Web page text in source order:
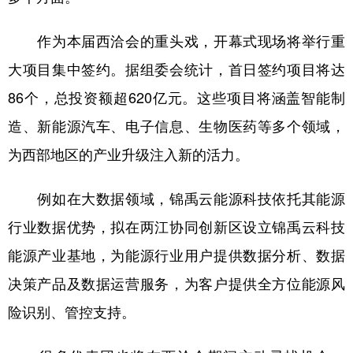
作为本届西洽会的重头戏，开幕式现场将举行重
大项目集中签约。据组委会统计，首日签约项目将达
86个，总投资额超620亿元。这些项目将涵盖智能制
造、新能源汽车、电子信息、生物医药等多个领域，
为西部地区的产业升级注入新的活力。
例如在大数据领域，锦禹云能源科技依托其能源
行业数据优势，拟在两江协同创新区设立锦禹云科技
能源产业基地，为能源行业用户提供数据分析、数据
决策产品及数据运营服务，为客户提供全方位能源风
险识别、管控支持。